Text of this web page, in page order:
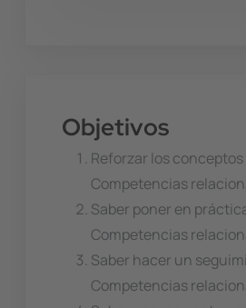
Objetivos
Reforzar los
Competencias
Saber poner en
Competencias
Saber hacer un
Competencias